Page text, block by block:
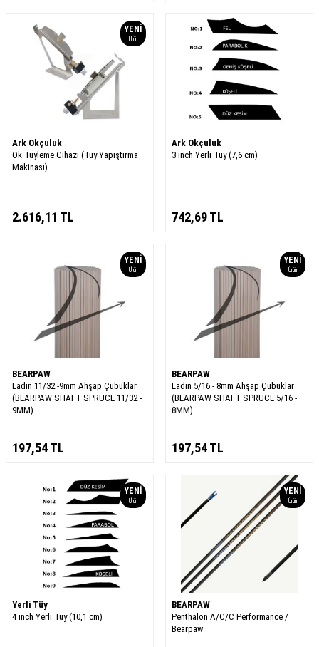
YENI
Ürün
Ark Okçuluk
Ok Tüyleme Cihazı (Tüy Yapıştırma
Makinası)
2.616,11 TL
Ark Okçuluk
3 inch Yerli Tüy (7,6 cm)
742,69TL
YENI
Ürün
BEARPAW
Ladin 11/32 -9mm Ahşap Çubuklar
(BEARPAW SHAFT SPRUCE 11/32 -
9MM)
197,54TL
YENI
Ürün
BEARPAW
Ladin 5/16 - 8mm Ahşap Çubuklar
(BEARPAW SHAFT SPRUCE 5/16 -
8MM)
197,54TL
YENI
Ürün
Yerli Tüy
4 inch Yerli Tüy (10,1 cm)
YENI
Ürün
BEARPAW
Penthalon A/C/C Performance /
Bearpaw